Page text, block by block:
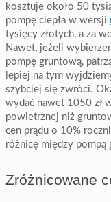
kosztuje około 50
pompę ciepła w wersji
tysięcy złotych, a za
Nawet, jeżeli
pompę gruntową,
lepiej na tym
szybciej się zwróci.
wydać nawet 1050 zł
powietrznej niż
cen prądu o 10%
różnicę między pompą
Zróżnicowane